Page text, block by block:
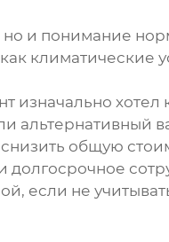
но и понимание
климатические
изначально хотел
общую
если не